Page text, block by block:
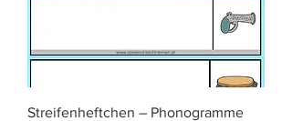
Streifenheftchen – Phonogramme